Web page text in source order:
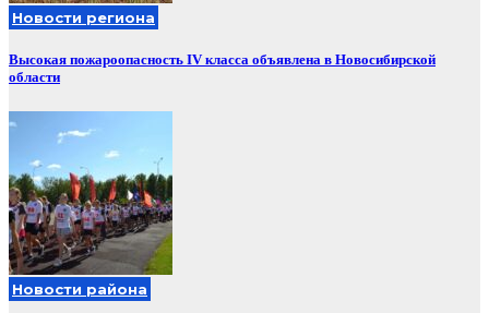
Новости региона
Высокая пожароопасность IV класса объявлена в Новосибирской
области
Новости района